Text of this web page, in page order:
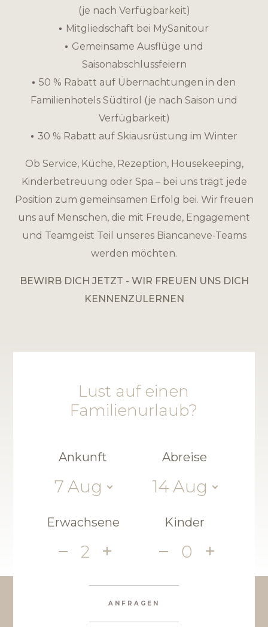
(je nach Verfügbarkeit)
Mitgliedschaft bei MySanitour
Gemeinsame Ausflüge und
Saisonabschlussfeiern
50 % Rabatt auf Übernachtungen in den
Familienhotels Südtirol (je nach Saison und
Verfügbarkeit)
30 % Rabatt auf Skiausrüstung im Winter
Ob Service, Küche, Rezeption, Housekeeping,
Kinderbetreuung oder Spa – bei uns trägt jede
Position zum gemeinsamen Erfolg bei. Wir freuen
uns auf Menschen, die mit Freude, Engagement
und Teamgeist Teil unseres Biancaneve-Teams
werden möchten.
BEWIRB DICH JETZT - WIR FREUEN UNS DICH
KENNENZULERNEN
Lust auf einen
Familienurlaub?
Ankunft
7 Aug
Abreise
14 Aug
Erwachsene
2
Kinder
0
ANFRAGEN